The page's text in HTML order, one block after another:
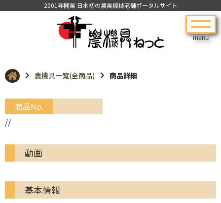
menu
2001年開業 日本初の農業機械老舗ポータルサイト
農機具一覧(全商品) 商品詳細
商品No.
//
動画
基本情報